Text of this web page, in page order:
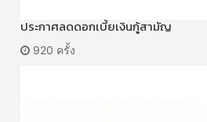
ประกาศลดดอกเบี้ยเงินกู้สามัญ
920 ครั้ง